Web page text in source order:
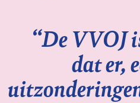
“De VVOJ
dat er,